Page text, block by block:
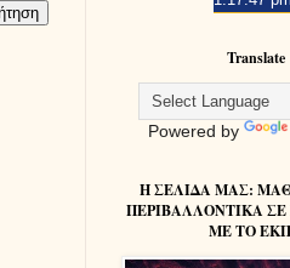
Translate
Powered by
Η ΣΕΛΙΔΑ ΜΑΣ:
ΠΕΡΙΒΑΛΛΟΝΤΙΚΑ ΣΕ
ΜΕ ΤΟ